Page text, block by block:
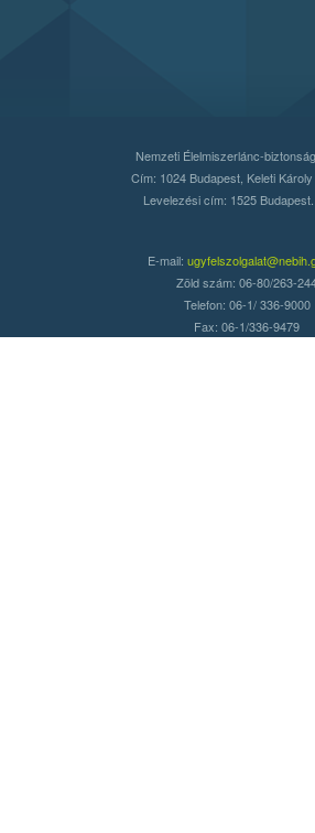
Nemzeti Élelmiszerlánc-
Cím: 1024 Budapest, Keleti Károly
Levelezési cím: 1525 Budapest.
E-mail:
Zöld szám: 06-80/263-
Telefon: 06-1/ 336-9000
Fax: 06-1/336-9479